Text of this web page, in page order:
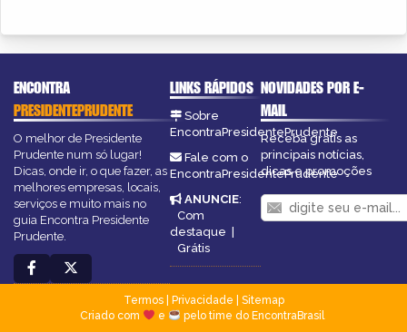
ENCONTRA
PRESIDENTEPRUDENTE
O melhor de Presidente
Prudente num só lugar!
Dicas, onde ir, o que fazer, as
melhores empresas, locais,
serviços e muito mais no
guia Encontra Presidente
Prudente.
LINKS RÁPIDOS
Sobre
EncontraPresidentePrudente
Fale com o
EncontraPresidentePrudente
ANUNCIE:
Com
destaque
Grátis
NOVIDADES POR E-
MAIL
Receba grátis as
principais notícias,
dicas e promoções
Termos| Privacidade
Sitemap
Criado com
e pelo time do EncontraBrasil